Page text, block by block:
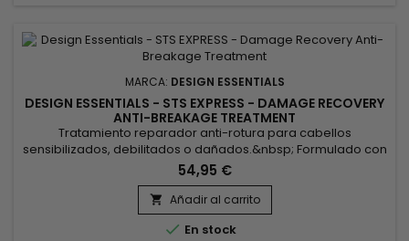
MARCA: DESIGN ESSENTIALS
DESIGN ESSENTIALS - STS EXPRESS - DAMAGE RECOVERY
ANTI-BREAKAGE TREATMENT
Tratamiento reparador anti-rotura para cabellos
sensibilizados, debilitados o dañados.&nbsp; Formulado con
proteínas, aminoácidos y queratina, Design Essentials - STS
Express Damage Recovery Anti-Breakage Treatment da
fuerza al cabello y reduce drásticamente la rotura.&nbsp;
Excelente para las puntas abiertas, este tratamiento anti-
rotura da cuerpo,...
54,95 €
 Añadir al carrito
 En stock